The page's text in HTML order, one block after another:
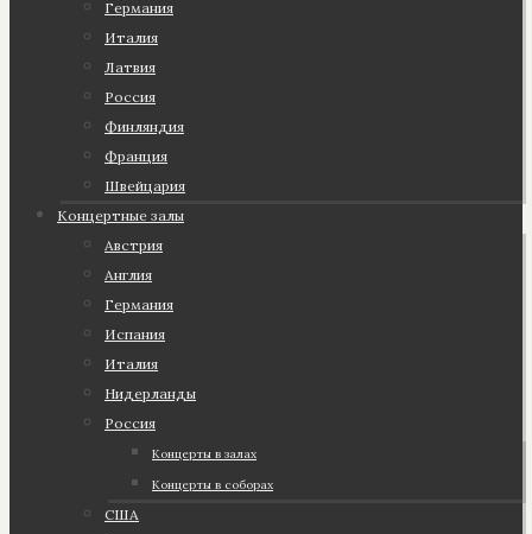
Германия
Италия
Латвия
Россия
Финляндия
Франция
Швейцария
Концертные залы
Австрия
Англия
Германия
Испания
Италия
Нидерланды
Россия
Концерты в залах
Концерты в соборах
США